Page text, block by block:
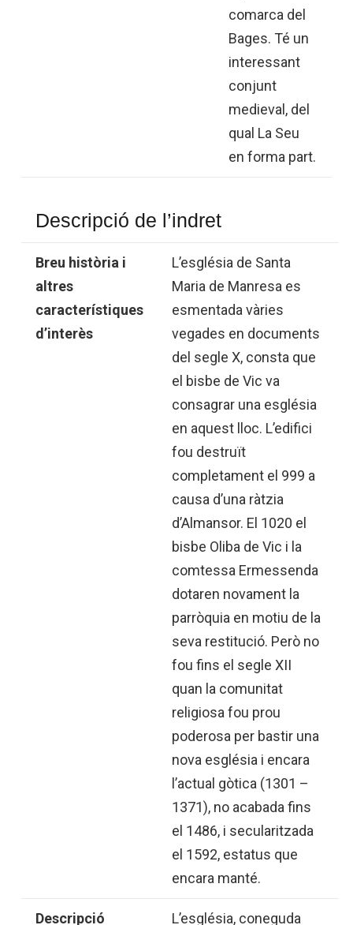
comarca del
Bages. Té un
interessant
conjunt
medieval, del
qual La Seu
en forma part.
Descripció de l’indret
Breu història i
altres
característiques
d’interès
L’església de Santa
Maria de Manresa es
esmentada vàries
vegades en documents
del segle X, consta que
el bisbe de Vic va
consagrar una església
en aquest lloc. L’edifici
fou destruït
completament el 999 a
causa d’una ràtzia
d’Almansor. El 1020 el
bisbe Oliba de Vic i la
comtessa Ermessenda
dotaren novament la
parròquia en motiu de la
seva restitució. Però no
fou fins el segle XII
quan la comunitat
religiosa fou prou
poderosa per bastir una
nova església i encara
l’actual gòtica (1301 –
1371), no acabada fins
el 1486, i secularitzada
el 1592, estatus que
encara manté.
Descripció L’església, coneguda